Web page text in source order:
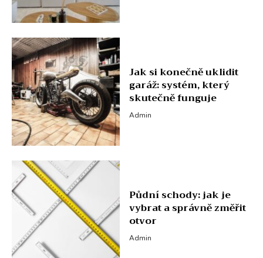
Jak si konečně uklidit
garáž: systém, který
skutečně funguje
Admin
Půdní schody: jak je
vybrat a správně změřit
otvor
Admin